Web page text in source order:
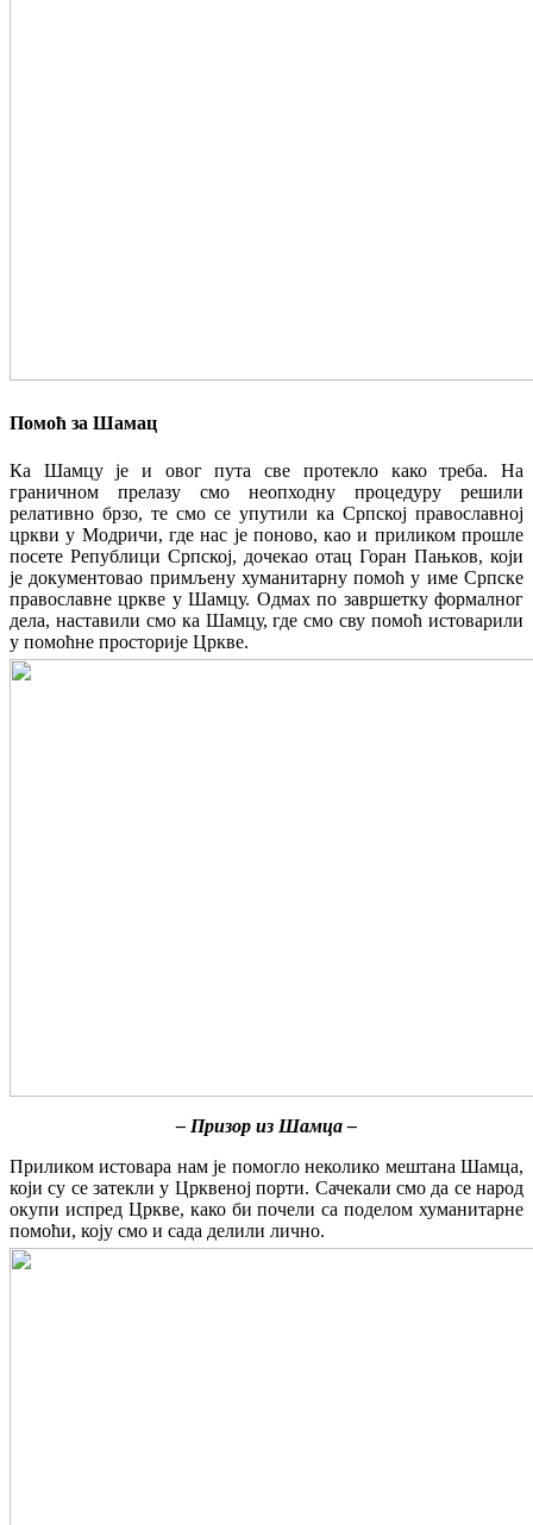
Помоћ за Шамац
Ка Шамцу је и овог пута све протекло како треба. На
граничном прелазу смо неопходну процедуру решили
релативно брзо, те смо се упутили ка Српској православној
цркви у Модричи, где нас је поново, као и приликом прошле
посете Републици Српској, дочекао отац Горан Пањков, који
је документовао примљену хуманитарну помоћ у име Српске
православне цркве у Шамцу. Одмах по завршетку формалног
дела, наставили смо ка Шамцу, где смо сву помоћ истоварили
у помоћне просторије Цркве.
– Призор из Шамца –
Приликом истовара нам је помогло неколико мештана Шамца,
који су се затекли у Црквеној порти. Сачекали смо да се народ
окупи испред Цркве, како би почели са поделом хуманитарне
помоћи, коју смо и сада делили лично.